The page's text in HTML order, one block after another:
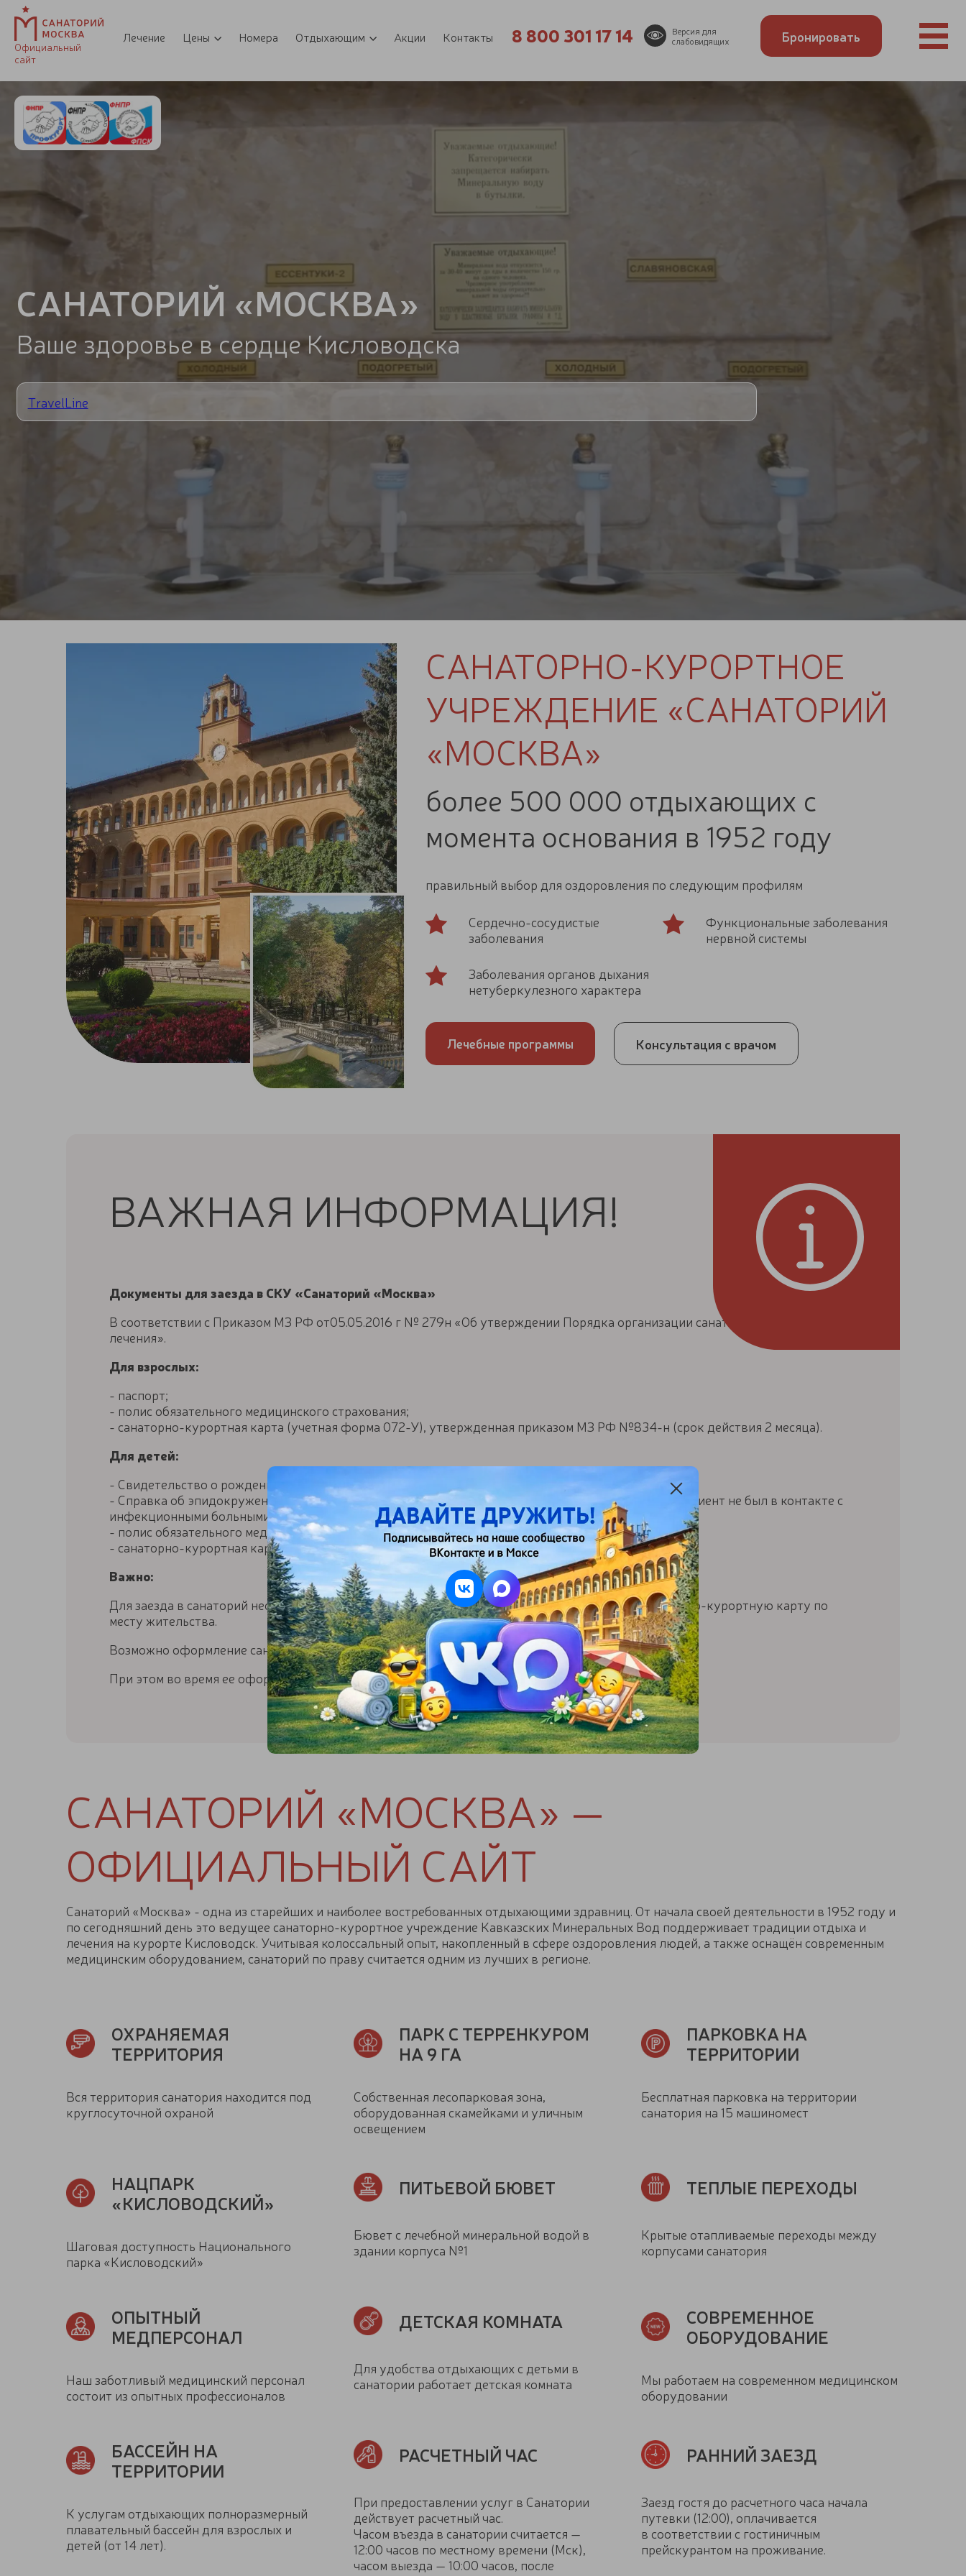
Официальный
сайт
Лечение Цены Номера Отдыхающим Акции Контакты 8 800 301 17 14
Версия для
слабовидящих
Бронировать
САНАТОРИЙ «МОСКВА»
Ваше здоровье в сердце Кисловодска
TravelLine
САНАТОРНО-КУРОРТНОЕ
УЧРЕЖДЕНИЕ «САНАТОРИЙ
«МОСКВА»
более 500 000 отдыхающих с
момента основания в 1952 году
правильный выбор для оздоровления по следующим профилям
Сердечно-сосудистые
заболевания
Функциональные заболевания
нервной системы
Заболевания органов дыхания
нетуберкулезного характера
Лечебные программы Консультация с врачом
ВАЖНАЯ ИНФОРМАЦИЯ!
Документы для заезда в СКУ «Санаторий «Москва»
В соответствии с Приказом МЗ РФ от05.05.2016 г № 279н «Об утверждении Порядка организации санаторно-курортного
лечения».
Для взрослых:
- паспорт;
- полис обязательного медицинского страхования;
- санаторно-курортная карта (учетная форма 072-У), утвержденная приказом МЗ РФ №834-н (срок действия 2 месяца).
Для детей:
- Свидетельство о рождении (до 14 лет);
- Справка об эпидокружении, которая выдается в поликлинике по месту жительства, о том, что пациент не был в контакте с
инфекционными больными в течение 14 дней, срок действия справки 72 часа с момента выдачи;
- полис обязательного медицинского страхования;
- санаторно-курортная карта (учетная форма 076-У, для детей) (срок действия 2 месяца).
Важно:
Для заезда в санаторий необходимо заранее проконсультироваться с врачом и оформить санаторно-курортную карту по
месту жительства.
Возможно оформление санаторно-курортной карты в санатории за дополнительную плату.
При этом во время ее оформления (1-2 дня) лечебные процедуры отпускаться не будут.
САНАТОРИЙ «МОСКВА» —
ОФИЦИАЛЬНЫЙ САЙТ
Санаторий «Москва» - одна из старейших и наиболее востребованных отдыхающими здравниц. От начала своей деятельности в 1952 году и
по сегодняшний день это ведущее санаторно-курортное учреждение Кавказских Минеральных Вод поддерживает традиции отдыха и
лечения на курорте Кисловодск. Учитывая колоссальный опыт, накопленный в сфере оздоровления людей, а также оснащён современным
медицинским оборудованием, санаторий по праву считается одним из лучших в регионе.
ОХРАНЯЕМАЯ
ТЕРРИТОРИЯ
Вся территория санатория находится под
круглосуточной охраной
ПАРК С ТЕРРЕНКУРОМ
НА 9 ГА
Собственная лесопарковая зона,
оборудованная скамейками и уличным
освещением
ПАРКОВКА НА
ТЕРРИТОРИИ
Бесплатная парковка на территории
санатория на 15 машиномест
НАЦПАРК
«КИСЛОВОДСКИЙ»
Шаговая доступность Национального
парка «Кисловодский»
ПИТЬЕВОЙ БЮВЕТ
Бювет с лечебной минеральной водой в
здании корпуса №1
ТЕПЛЫЕ ПЕРЕХОДЫ
Крытые отапливаемые переходы между
корпусами санатория
ОПЫТНЫЙ
МЕДПЕРСОНАЛ
Наш заботливый медицинский персонал
состоит из опытных профессионалов
ДЕТСКАЯ КОМНАТА
Для удобства отдыхающих с детьми в
санатории работает детская комната
СОВРЕМЕННОЕ
ОБОРУДОВАНИЕ
Мы работаем на современном медицинском
оборудовании
БАССЕЙН НА
ТЕРРИТОРИИ
К услугам отдыхающих полноразмерный
плавательный бассейн для взрослых и
детей (от 14 лет).
РАСЧЕТНЫЙ ЧАС
При предоставлении услуг в Санатории
действует расчетный час.
Часом въезда в санатории считается —
12:00 часов по местному времени (Мск),
часом выезда — 10:00 часов, после
РАННИЙ ЗАЕЗД
Заезд гостя до расчетного часа начала
путевки (12:00), оплачивается
в соответствии с гостиничным
прейскурантом на проживание.